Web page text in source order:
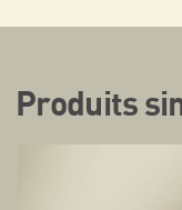
Produits